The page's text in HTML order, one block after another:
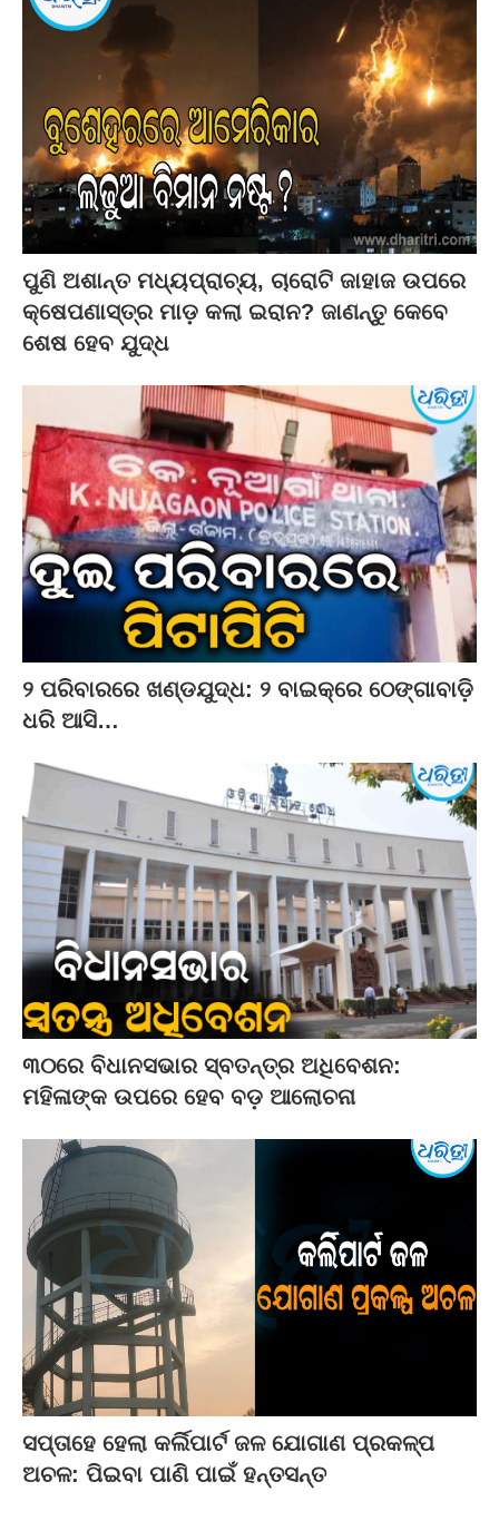
ପୁଣି ଅଶାନ୍ତ ମଧ୍ୟପ୍ରାଚ୍ୟ, ଚାରୋଟି ଜାହାଜ ଉପରେ
କ୍ଷେପଣାସ୍ତ୍ର ମାଡ଼ କଲା ଇରାନ? ଜାଣନ୍ତୁ କେବେ
ଶେଷ ହେବ ଯୁଦ୍ଧ
୨ ପରିବାରରେ ଖଣ୍ଡଯୁଦ୍ଧ: ୨ ବାଇକ୍‌ରେ ଠେଙ୍ଗାବାଡ଼ି
ଧରି ଆସି…
୩୦ରେ ବିଧାନସଭାର ସ୍ବତନ୍ତ୍ର ଅଧିବେଶନ:
ମହିଳାଙ୍କ ଉପରେ ହେବ ବଡ଼ ଆଲୋଚନା
ସପ୍ତାହେ ହେଲା କର୍ଲିପାର୍ଟ ଜଳ ଯୋଗାଣ ପ୍ରକଳ୍ପ
ଅଚଳ: ପିଇବା ପାଣି ପାଇଁ ହନ୍ତସନ୍ତ